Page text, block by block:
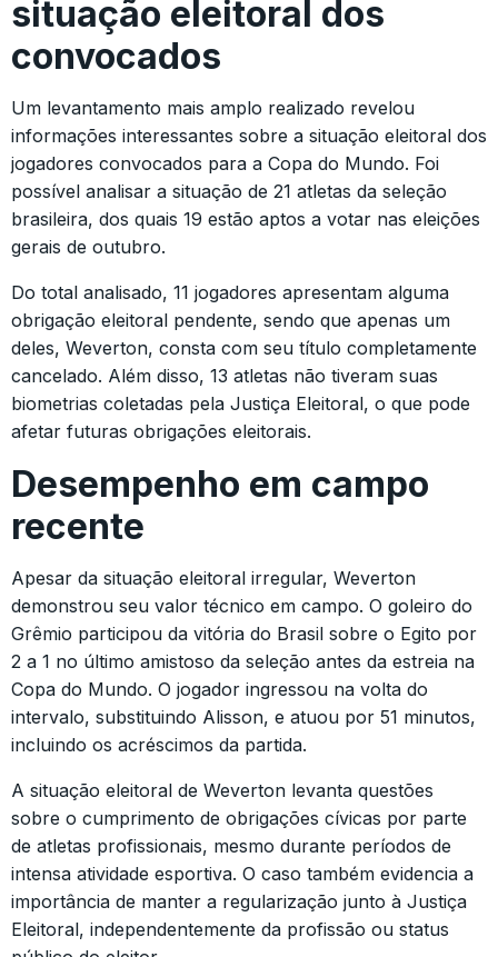
situação eleitoral dos
convocados
Um levantamento mais amplo realizado revelou
informações interessantes sobre a situação eleitoral dos
jogadores convocados para a Copa do Mundo. Foi
possível analisar a situação de 21 atletas da seleção
brasileira, dos quais 19 estão aptos a votar nas eleições
gerais de outubro.
Do total analisado, 11 jogadores apresentam alguma
obrigação eleitoral pendente, sendo que apenas um
deles, Weverton, consta com seu título completamente
cancelado. Além disso, 13 atletas não tiveram suas
biometrias coletadas pela Justiça Eleitoral, o que pode
afetar futuras obrigações eleitorais.
Desempenho em campo
recente
Apesar da situação eleitoral irregular, Weverton
demonstrou seu valor técnico em campo. O goleiro do
Grêmio participou da vitória do Brasil sobre o Egito por
2 a 1 no último amistoso da seleção antes da estreia na
Copa do Mundo. O jogador ingressou na volta do
intervalo, substituindo Alisson, e atuou por 51 minutos,
incluindo os acréscimos da partida.
A situação eleitoral de Weverton levanta questões
sobre o cumprimento de obrigações cívicas por parte
de atletas profissionais, mesmo durante períodos de
intensa atividade esportiva. O caso também evidencia a
importância de manter a regularização junto à Justiça
Eleitoral, independentemente da profissão ou status